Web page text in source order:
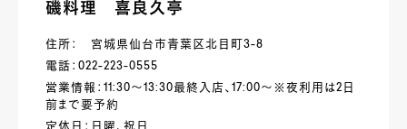
磯料理 喜良久亭
住所： 宮城県仙台市青葉区北目町3-8
電話：022-223-0555
営業情報：11:30～13:30最終入店、17:00～※夜利用は2日
前まで要予約